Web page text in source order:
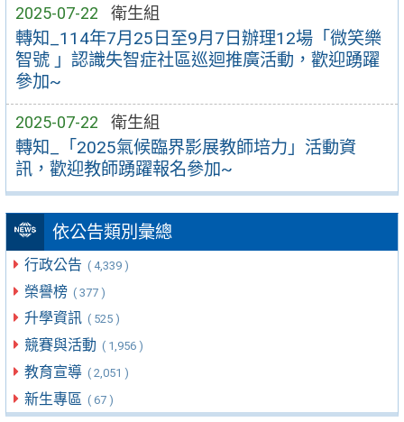
2025-07-22 衛生組
轉知_114年7月25日至9月7日辦理12場「微笑樂
智號 」認識失智症社區巡迴推廣活動，歡迎踴躍
參加~
2025-07-22 衛生組
轉知_「2025氣候臨界影展教師培力」活動資
訊，歡迎教師踴躍報名參加~
依公告類別彙總
行政公告 ( 4,339 )
榮譽榜 ( 377 )
升學資訊 ( 525 )
競賽與活動 ( 1,956 )
教育宣導 ( 2,051 )
新生專區 ( 67 )